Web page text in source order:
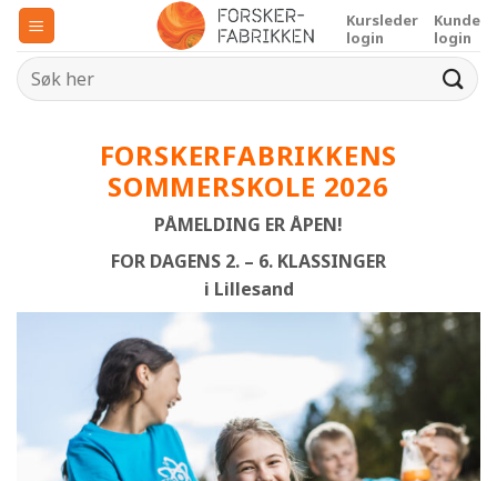
Skip
content
Kursleder
login
Kunde
login
FORSKERFABRIKKENS
SOMMERSKOLE 2026
PÅMELDING ER ÅPEN!
FOR DAGENS 2. – 6. KLASSINGER
i Lillesand